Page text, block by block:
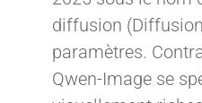
diffusion
paramètres.
Qwen-Image se